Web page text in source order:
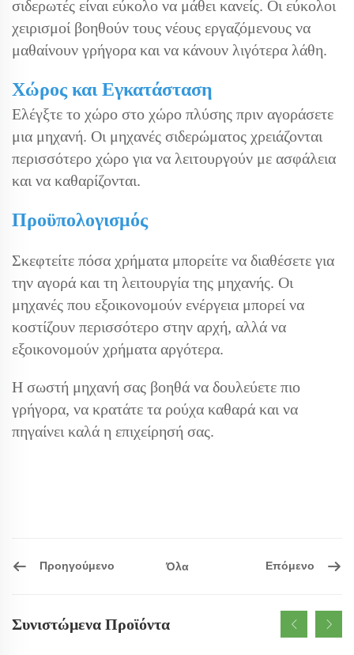
σιδερωτές είναι εύκολο να μάθει κανείς. Οι εύκολοι
χειρισμοί βοηθούν τους νέους εργαζόμενους να
μαθαίνουν γρήγορα και να κάνουν λιγότερα λάθη.
Χώρος και Εγκατάσταση
Ελέγξτε το χώρο στο χώρο πλύσης πριν αγοράσετε
μια μηχανή. Οι μηχανές σιδερώματος χρειάζονται
περισσότερο χώρο για να λειτουργούν με ασφάλεια
και να καθαρίζονται.
Προϋπολογισμός
Σκεφτείτε πόσα χρήματα μπορείτε να διαθέσετε για
την αγορά και τη λειτουργία της μηχανής. Οι
μηχανές που εξοικονομούν ενέργεια μπορεί να
κοστίζουν περισσότερο στην αρχή, αλλά να
εξοικονομούν χρήματα αργότερα.
Η σωστή μηχανή σας βοηθά να δουλεύετε πιο
γρήγορα, να κρατάτε τα ρούχα καθαρά και να
πηγαίνει καλά η επιχείρησή σας.
Προηγούμενο Όλα Επόμενο
Συνιστώμενα Προϊόντα